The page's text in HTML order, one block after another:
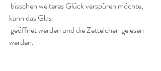
kann das Glas
werden.